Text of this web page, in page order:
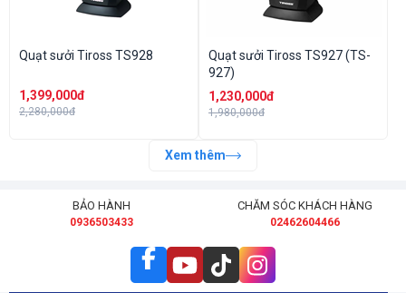
Quạt sưởi Tiross TS928
1,399,000đ
2,280,000đ
Quạt sưởi Tiross TS927 (TS-
927)
1,230,000đ
1,980,000đ
Xem thêm
BẢO HÀNH
0936503433
CHĂM SÓC KHÁCH HÀNG
02462604466